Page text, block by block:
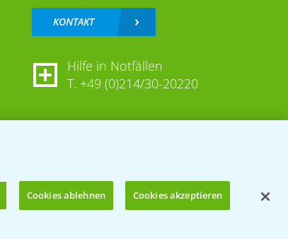
KONTAKT
Hilfe in Notfällen
T. +49 (0)214/30-20220
Cookies ablehnen Cookies akzeptieren